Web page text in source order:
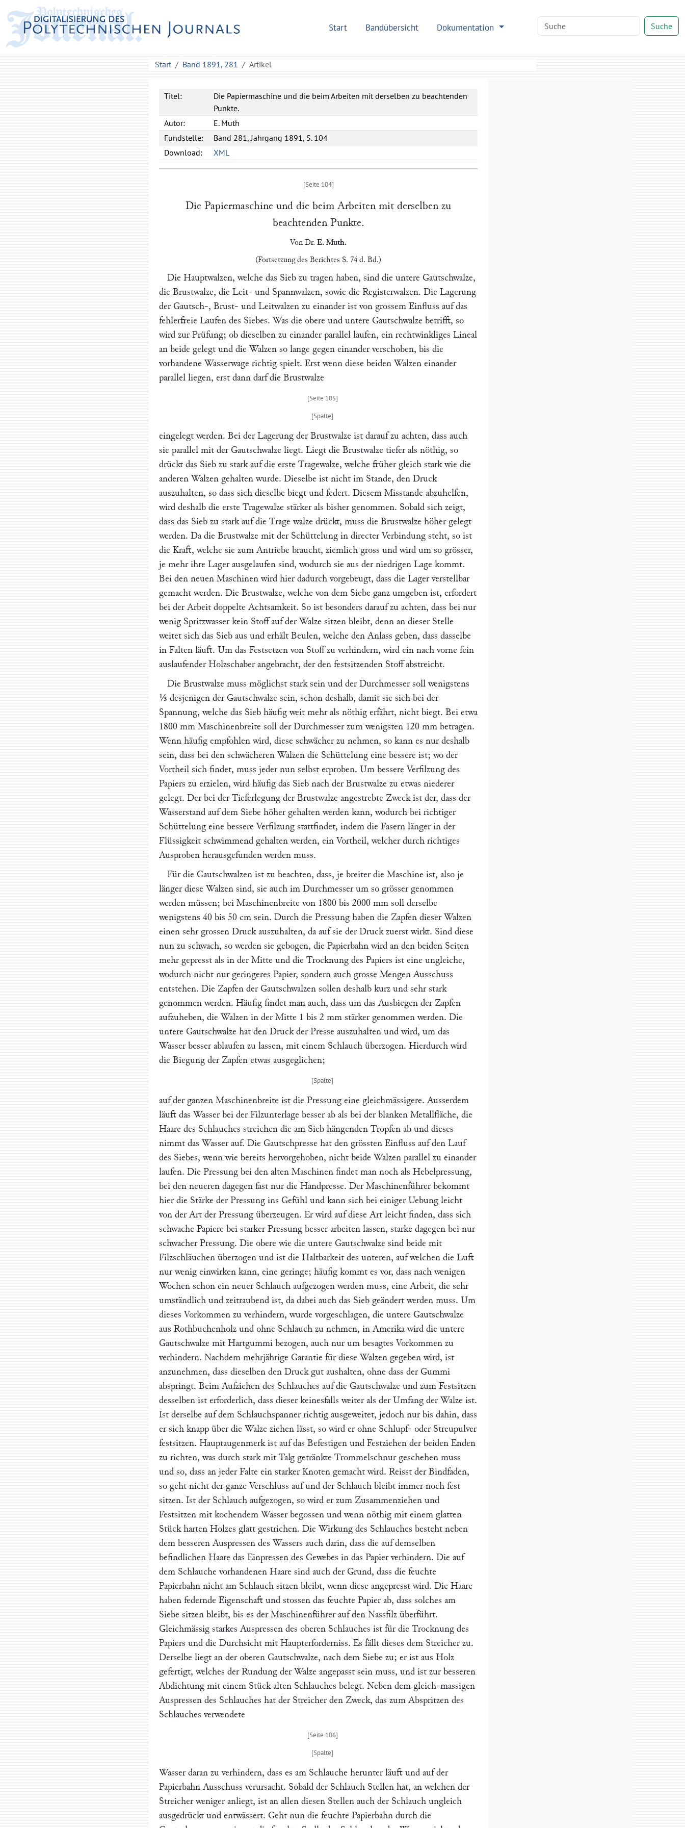
Start Bandübersicht Dokumentation Suche
Start Band 1891, 281 Artikel
Titel:
Die Papiermaschine und die beim Arbeiten mit derselben zu beachtenden
Punkte.
Autor:
E. Muth
Fundstelle:
Band 281, Jahrgang 1891, S. 104
Download:
XML
Die Papiermaschine und die beim Arbeiten mit derselben zu
beachtenden Punkte.
Von Dr. E. Muth.
(Fortsetzung des Berichtes S. 74 d. Bd.)
Die Hauptwalzen, welche das Sieb zu tragen haben, sind die untere Gautschwalze,
die Brustwalze, die Leit- und Spannwalzen, sowie die Registerwalzen. Die Lagerung
der Gautsch-, Brust- und Leitwalzen zu einander ist von grossem Einfluss auf das
fehlerfreie Laufen des Siebes. Was die obere und untere Gautschwalze betrifft, so
wird zur Prüfung; ob dieselben zu einander parallel laufen, ein rechtwinkliges Lineal
an beide gelegt und die Walzen so lange gegen einander verschoben, bis die
vorhandene Wasserwage richtig spielt. Erst wenn diese beiden Walzen einander
parallel liegen, erst dann darf die Brustwalze
eingelegt werden. Bei der Lagerung der Brustwalze ist darauf zu achten, dass auch
sie parallel mit der Gautschwalze liegt. Liegt die Brustwalze tiefer als nöthig, so
drückt das Sieb zu stark auf die erste Tragewalze, welche früher gleich stark wie die
anderen Walzen gehalten wurde. Dieselbe ist nicht im Stande, den Druck
auszuhalten, so dass sich dieselbe biegt und federt. Diesem Misstande abzuhelfen,
wird deshalb die erste Tragewalze stärker als bisher genommen. Sobald sich zeigt,
dass das Sieb zu stark auf die Trage walze drückt, muss die Brustwalze höher gelegt
werden. Da die Brustwalze mit der Schüttelung in directer Verbindung steht, so ist
die Kraft, welche sie zum Antriebe braucht, ziemlich gross und wird um so grösser,
je mehr ihre Lager ausgelaufen sind, wodurch sie aus der niedrigen Lage kommt.
Bei den neuen Maschinen wird hier dadurch vorgebeugt, dass die Lager verstellbar
gemacht werden. Die Brustwalze, welche von dem Siebe ganz umgeben ist, erfordert
bei der Arbeit doppelte Achtsamkeit. So ist besonders darauf zu achten, dass bei nur
wenig Spritzwasser kein Stoff auf der Walze sitzen bleibt, denn an dieser Stelle
weitet sich das Sieb aus und erhält Beulen, welche den Anlass geben, dass dasselbe
in Falten läuft. Um das Festsetzen von Stoff zu verhindern, wird ein nach vorne fein
auslaufender Holzschaber angebracht, der den festsitzenden Stoff abstreicht.
Die Brustwalze muss möglichst stark sein und der Durchmesser soll wenigstens
⅓ desjenigen der Gautschwalze sein, schon deshalb, damit sie sich bei der
Spannung, welche das Sieb häufig weit mehr als nöthig erfährt, nicht biegt. Bei etwa
1800 mm Maschinenbreite soll der Durchmesser zum wenigsten 120 mm betragen.
Wenn häufig empfohlen wird, diese schwächer zu nehmen, so kann es nur deshalb
sein, dass bei den schwächeren Walzen die Schüttelung eine bessere ist; wo der
Vortheil sich findet, muss jeder nun selbst erproben. Um bessere Verfilzung des
Papiers zu erzielen, wird häufig das Sieb nach der Brustwalze zu etwas niederer
gelegt. Der bei der Tieferlegung der Brustwalze angestrebte Zweck ist der, dass der
Wasserstand auf dem Siebe höher gehalten werden kann, wodurch bei richtiger
Schüttelung eine bessere Verfilzung stattfindet, indem die Fasern länger in der
Flüssigkeit schwimmend gehalten werden, ein Vortheil, welcher durch richtiges
Ausproben herausgefunden werden muss.
Für die Gautschwalzen ist zu beachten, dass, je breiter die Maschine ist, also je
länger diese Walzen sind, sie auch im Durchmesser um so grösser genommen
werden müssen; bei Maschinenbreite von 1800 bis 2000 mm soll derselbe
wenigstens 40 bis 50 cm sein. Durch die Pressung haben die Zapfen dieser Walzen
einen sehr grossen Druck auszuhalten, da auf sie der Druck zuerst wirkt. Sind diese
nun zu schwach, so werden sie gebogen, die Papierbahn wird an den beiden Seiten
mehr gepresst als in der Mitte und die Trocknung des Papiers ist eine ungleiche,
wodurch nicht nur geringeres Papier, sondern auch grosse Mengen Ausschuss
entstehen. Die Zapfen der Gautschwalzen sollen deshalb kurz und sehr stark
genommen werden. Häufig findet man auch, dass um das Ausbiegen der Zapfen
aufzuheben, die Walzen in der Mitte 1 bis 2 mm stärker genommen werden. Die
untere Gautschwalze hat den Druck der Presse auszuhalten und wird, um das
Wasser besser ablaufen zu lassen, mit einem Schlauch überzogen. Hierdurch wird
die Biegung der Zapfen etwas ausgeglichen;
auf der ganzen Maschinenbreite ist die Pressung eine gleichmässigere. Ausserdem
läuft das Wasser bei der Filzunterlage besser ab als bei der blanken Metallfläche, die
Haare des Schlauches streichen die am Sieb hängenden Tropfen ab und dieses
nimmt das Wasser auf. Die Gautschpresse hat den grössten Einfluss auf den Lauf
des Siebes, wenn wie bereits hervorgehoben, nicht beide Walzen parallel zu einander
laufen. Die Pressung bei den alten Maschinen findet man noch als Hebelpressung,
bei den neueren dagegen fast nur die Handpresse. Der Maschinenführer bekommt
hier die Stärke der Pressung ins Gefühl und kann sich bei einiger Uebung leicht
von der Art der Pressung überzeugen. Er wird auf diese Art leicht finden, dass sich
schwache Papiere bei starker Pressung besser arbeiten lassen, starke dagegen bei nur
schwacher Pressung. Die obere wie die untere Gautschwalze sind beide mit
Filzschläuchen überzogen und ist die Haltbarkeit des unteren, auf welchen die Luft
nur wenig einwirken kann, eine geringe; häufig kommt es vor, dass nach wenigen
Wochen schon ein neuer Schlauch aufgezogen werden muss, eine Arbeit, die sehr
umständlich und zeitraubend ist, da dabei auch das Sieb geändert werden muss. Um
dieses Vorkommen zu verhindern, wurde vorgeschlagen, die untere Gautschwalze
aus Rothbuchenholz und ohne Schlauch zu nehmen, in Amerika wird die untere
Gautschwalze mit Hartgummi bezogen, auch nur um besagtes Vorkommen zu
verhindern. Nachdem mehrjährige Garantie für diese Walzen gegeben wird, ist
anzunehmen, dass dieselben den Druck gut aushalten, ohne dass der Gummi
abspringt. Beim Aufziehen des Schlauches auf die Gautschwalze und zum Festsitzen
desselben ist erforderlich, dass dieser keinesfalls weiter als der Umfang der Walze ist.
Ist derselbe auf dem Schlauchspanner richtig ausgeweitet, jedoch nur bis dahin, dass
er sich knapp über die Walze ziehen lässt, so wird er ohne Schlupf- oder Streupulver
festsitzen. Hauptaugenmerk ist auf das Befestigen und Festziehen der beiden Enden
zu richten, was durch stark mit Talg getränkte Trommelschnur geschehen muss
und so, dass an jeder Falte ein starker Knoten gemacht wird. Reisst der Bindfaden,
so geht nicht der ganze Verschluss auf und der Schlauch bleibt immer noch fest
sitzen. Ist der Schlauch aufgezogen, so wird er zum Zusammenziehen und
Festsitzen mit kochendem Wasser begossen und wenn nöthig mit einem glatten
Stück harten Holzes glatt gestrichen. Die Wirkung des Schlauches besteht neben
dem besseren Auspressen des Wassers auch darin, dass die auf demselben
befindlichen Haare das Einpressen des Gewebes in das Papier verhindern. Die auf
dem Schlauche vorhandenen Haare sind auch der Grund, dass die feuchte
Papierbahn nicht am Schlauch sitzen bleibt, wenn diese angepresst wird. Die Haare
haben federnde Eigenschaft und stossen das feuchte Papier ab, dass solches am
Siebe sitzen bleibt, bis es der Maschinenführer auf den Nassfilz überführt.
Gleichmässig starkes Auspressen des oberen Schlauches ist für die Trocknung des
Papiers und die Durchsicht mit Haupterforderniss. Es fällt dieses dem Streicherzu.
Derselbe liegt an der oberen Gautschwalze, nach dem Siebe zu; er ist aus Holz
gefertigt, welches der Rundung der Walze angepasst sein muss, und ist zur besseren
Abdichtung mit einem Stück alten Schlauches belegt. Neben dem gleich-massigen
Auspressen des Schlauches hat der Streicher den Zweck, das zum Abspritzen des
Schlauches verwendete
Wasser daran zu verhindern, dass es am Schlauche herunter läuft und auf der
Papierbahn Ausschuss verursacht. Sobald der Schlauch Stellen hat, an welchen der
Streicher weniger anliegt, ist an allen diesen Stellen auch der Schlauch ungleich
ausgedrückt und entwässert. Geht nun die feuchte Papierbahn durch die